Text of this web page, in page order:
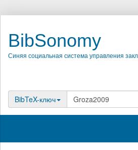
BibSonomy
Синяя социальная система управления
BibTeX-ключ